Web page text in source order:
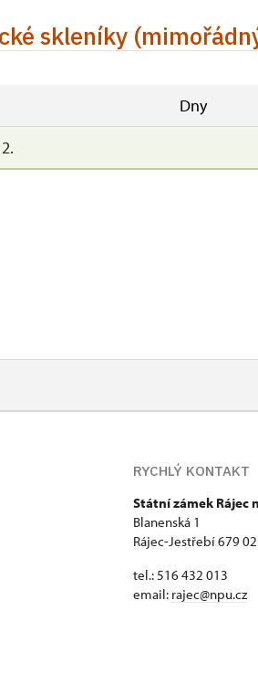
skleníky
Dny
RYCHLÝ KONTAKT
Státní zámek Rájec
Blanenská 1
Rájec-Jestřebí 679 02
tel.: 516 432 013
email: rajec@npu.cz